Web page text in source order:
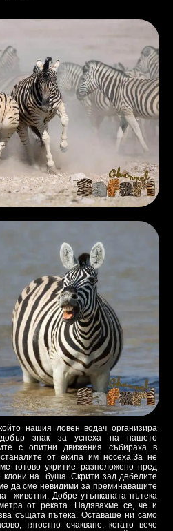
нашия ловен водач организира
добър знак за успеха на нашето
с опитни движения събираха в
от екипа им носеха.За не
готово укритие разположено пред
клони на буша. Скрити зад дебелите
да сме невидими за преминаващите
животни. Добре утъпканата пътека
от реката. Надявахме се, че и
същата пътека. Оставаше ни само
тягостно очакване, когато вече